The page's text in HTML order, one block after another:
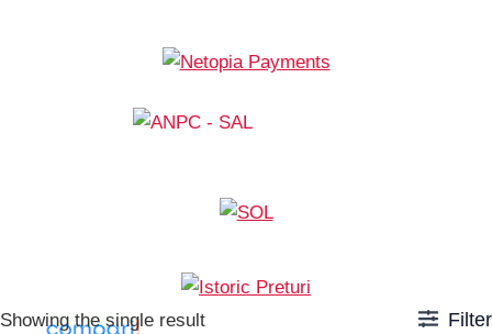
Showing the single result Filter